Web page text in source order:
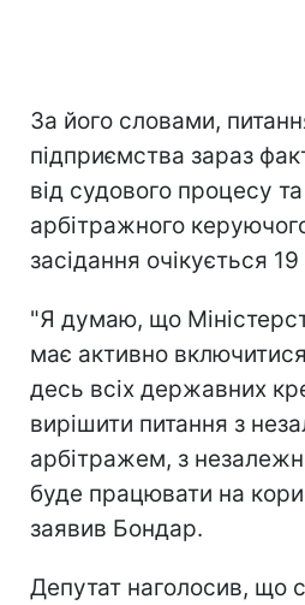
За його словами,
підприємства зараз
від судового процесу
арбітражного
засідання очікується
"Я думаю, що
має активно
десь всіх державних
вирішити питання з
арбітражем, з
буде працювати на
заявив Бондар.
Депутат наголосив, що